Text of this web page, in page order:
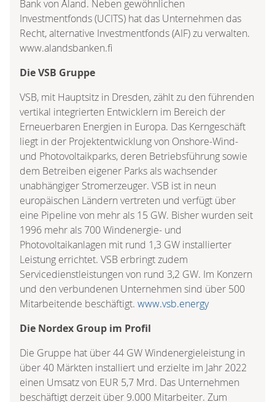
Bank von Åland. Neben gewöhnlichen
Investmentfonds (UCITS) hat das Unternehmen das
Recht, alternative Investmentfonds (AIF) zu verwalten.
www.alandsbanken.fi
Die VSB Gruppe
VSB, mit Hauptsitz in Dresden, zählt zu den führenden
vertikal integrierten Entwicklern im Bereich der
Erneuerbaren Energien in Europa. Das Kerngeschäft
liegt in der Projektentwicklung von Onshore-Wind-
und Photovoltaikparks, deren Betriebsführung sowie
dem Betreiben eigener Parks als wachsender
unabhängiger Stromerzeuger. VSB ist in neun
europäischen Ländern vertreten und verfügt über
eine Pipeline von mehr als 15 GW. Bisher wurden seit
1996 mehr als 700 Windenergie- und
Photovoltaikanlagen mit rund 1,3 GW installierter
Leistung errichtet. VSB erbringt zudem
Servicedienstleistungen von rund 3,2 GW. Im Konzern
und den verbundenen Unternehmen sind über 500
Mitarbeitende beschäftigt. www.vsb.energy
Die Nordex Group im Profil
Die Gruppe hat über 44 GW Windenergieleistung in
über 40 Märkten installiert und erzielte im Jahr 2022
einen Umsatz von EUR 5,7 Mrd. Das Unternehmen
beschäftigt derzeit über 9.000 Mitarbeiter. Zum